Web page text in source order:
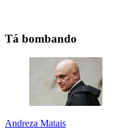
Tá bombando
Andreza Matais